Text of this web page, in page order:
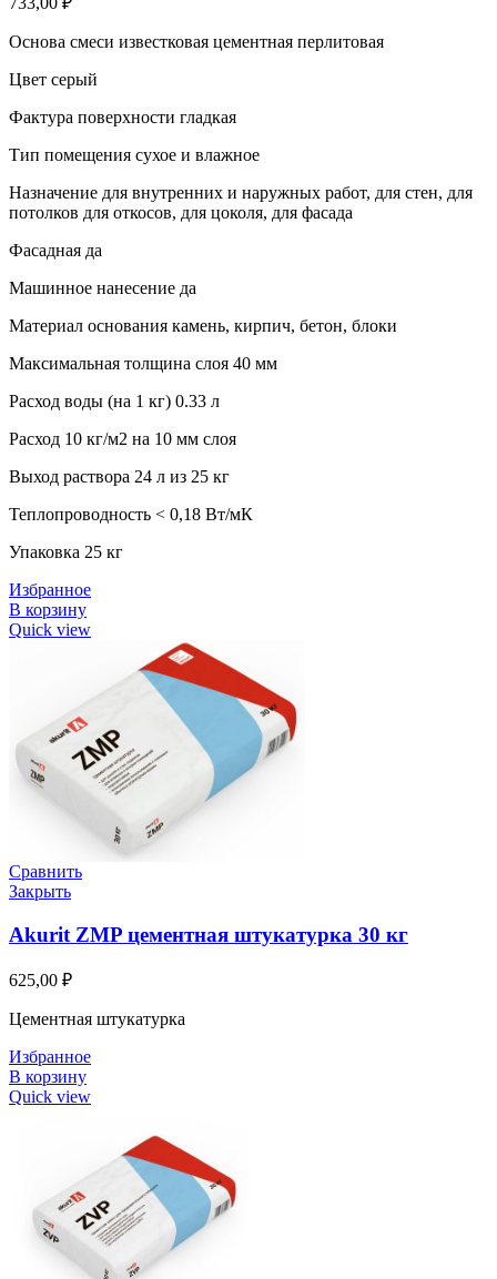
Основа смеси известковая цементная перлитовая
Цвет серый
Фактура поверхности гладкая
Тип помещения сухое и влажное
Назначение для внутренних и наружных работ, для стен, для
потолков для откосов, для цоколя, для фасада
Фасадная да
Машинное нанесение да
Материал основания камень, кирпич, бетон, блоки
Максимальная толщина слоя 40 мм
Расход воды (на 1 кг) 0.33 л
Расход 10 кг/м2 на 10 мм слоя
Выход раствора 24 л из 25 кг
Теплопроводность < 0,18 Вт/мК
Упаковка 25 кг
Избранное
В корзину
Quick view
Сравнить
Закрыть
Akurit ZMP цементная штукатурка 30 кг
625,00 ₽
Цементная штукатурка
Избранное
В корзину
Quick view